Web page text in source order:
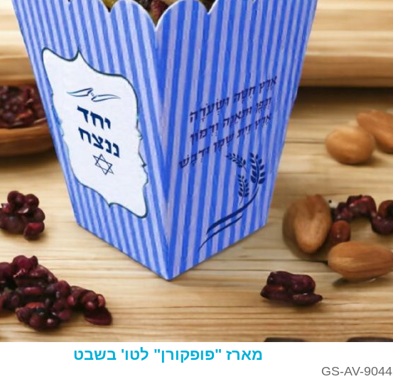
מארז "פופקורן" לטו' בשבט
GS-AV-9044